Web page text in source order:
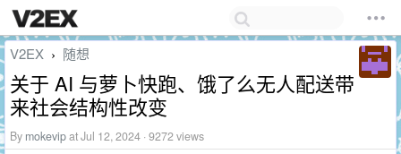
V2EX › 随想
关于 AI 与萝卜快跑、饿了么无人配送带
来社会结构性改变
By mokevipat Jul 12, 2024 · 9272 views